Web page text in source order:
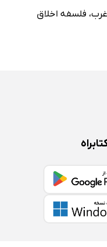
، فلسفه اخلاق